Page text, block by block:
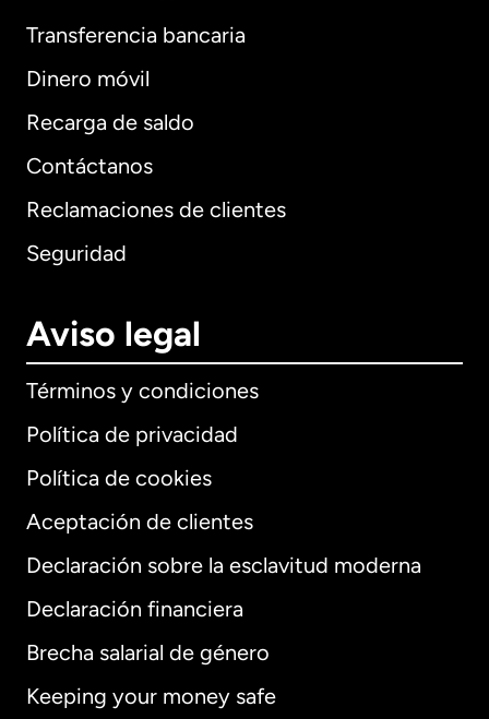
Transferencia bancaria
Dinero móvil
Recarga de saldo
Contáctanos
Reclamaciones de clientes
Seguridad
Aviso legal
Términos y condiciones
Política de privacidad
Política de cookies
Aceptación de clientes
Declaración sobre la esclavitud moderna
Declaración financiera
Brecha salarial de género
Keeping your money safe
Internacional English
Alemania